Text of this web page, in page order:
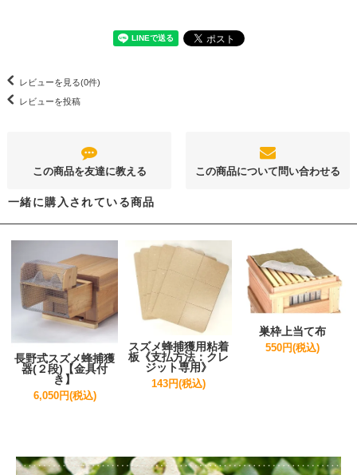
レビューを見る(0件)
レビューを投稿
この商品を友達に教える この商品について問い合わせる
一緒に購入されている商品
長野式スズメ蜂捕獲
器(２段)【金具付
き】
6,050円(税込)
スズメ蜂捕獲用粘着
板《支払方法：クレ
ジット専用》
143円(税込)
巣枠上当て布
550円(税込)